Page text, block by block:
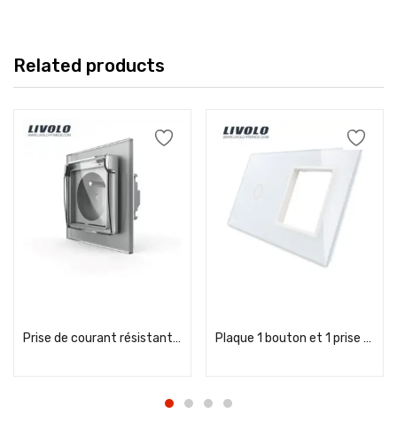
Related products
Prise de courant résistante à l’eau standard grise rd FR 16A Plaque 1 bouton et 1 prise – Livolo